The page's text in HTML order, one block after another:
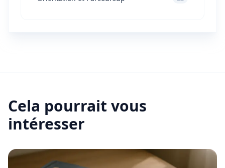
Cela pourrait vous
intéresser